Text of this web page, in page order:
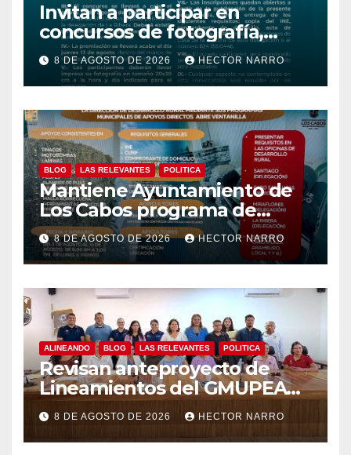
Invitan a participar en
concursos de fotografía,
canto y pintura de las Fiestas
Tradicionales La Ribera 2026
8 DE AGOSTO DE 2026 HECTOR NARRO
BLOG LAS RELEVANTES POLITICA
Mantiene Ayuntamiento de
Los Cabos programa de
apoyos para agricultores,
ganaderos y apicultores
8 DE AGOSTO DE 2026 HECTOR NARRO
ALINEANDO BLOG LAS RELEVANTES POLITICA
Revisan anteproyecto de
Lineamientos del GMUPEA
en Los Cabos
8 DE AGOSTO DE 2026 HECTOR NARRO